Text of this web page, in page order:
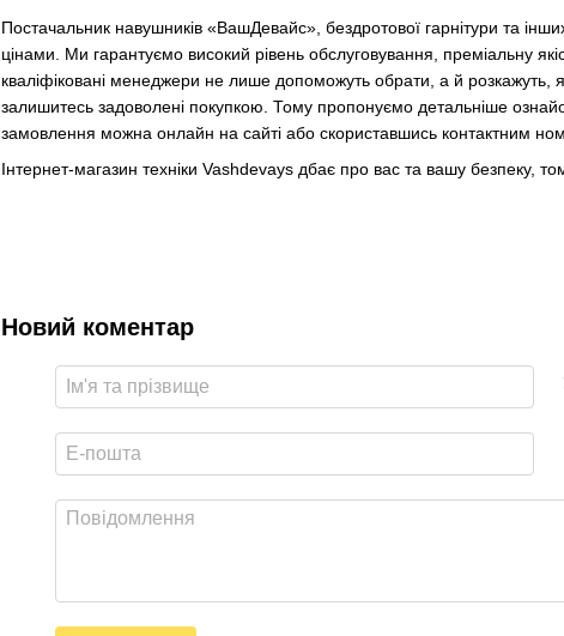
Постачальник навушників «ВашДевайс», бездротової гарнітури та
цінами. Ми гарантуємо високий рівень обслуговування, преміальну
кваліфіковані менеджери не лише допоможуть обрати, а й розкажуть,
залишитесь задоволені покупкою. Тому пропонуємо детальніше
замовлення можна онлайн на сайті або скориставшись контактним
Інтернет-магазин техніки Vashdevays дбає про вас та вашу безпеку,
Новий коментар